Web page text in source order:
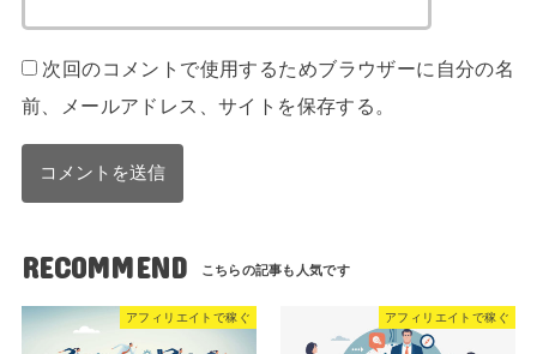
次回のコメントで使用するためブラウザーに自分の名
前、メールアドレス、サイトを保存する。
RECOMMEND
アフィリエイトで稼ぐ アフィリエイトで稼ぐ